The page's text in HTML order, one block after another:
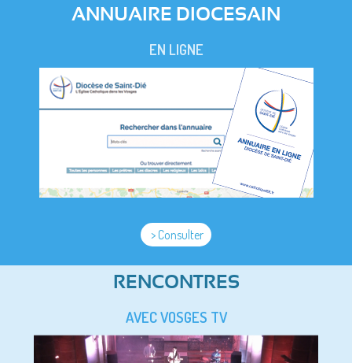
ANNUAIRE DIOCESAIN
EN LIGNE
> Consulter
RENCONTRES
AVEC VOSGES TV